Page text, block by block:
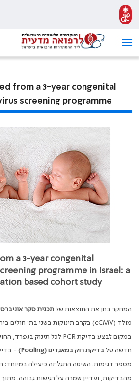
from a 3-year congenital
screening programme
a 3-year congenital
programme in Israel: a
based cohort study
המחקר בחן את התוצאות של תכנית סקר
מולד (cCMV)
בקרב תינוקות בשני בתי חולים
במקום לבצע בדיקת
לכל תינוק בנפרד,
חדשה של בדיקת רוק במאגדים (Pooling)
-